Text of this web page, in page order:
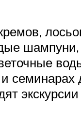
шампуни,
семинарах